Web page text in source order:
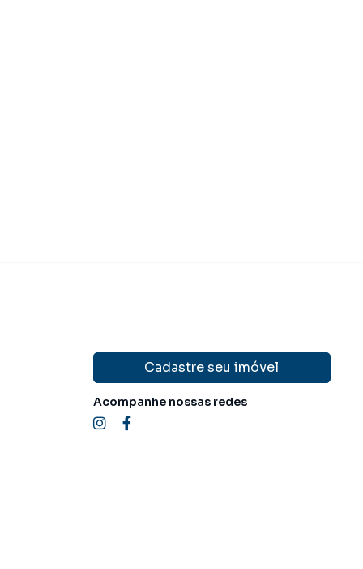
Cadastre seu imóvel
Acompanhe nossas redes